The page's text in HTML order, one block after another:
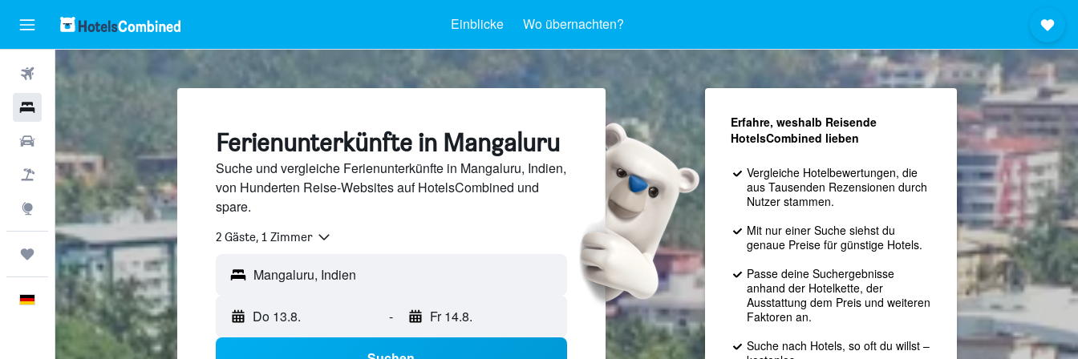
Einblicke Wo übernachten?
Flüge
Mietwagen
Pauschalreisen
Explore
Trips
Deutsch
Ferienunterkünfte in Mangaluru
Suche und vergleiche Ferienunterkünfte in Mangaluru, Indien,
von Hunderten Reise-Websites auf HotelsCombined und
spare.
2 Gäste, 1 Zimmer
Do 13.8. - Fr 14.8.
Erfahre, weshalb Reisende
HotelsCombined lieben
Vergleiche Hotelbewertungen, die
aus Tausenden Rezensionen durch
Nutzer stammen.
Mit nur einer Suche siehst du
genaue Preise für günstige Hotels.
Passe deine Suchergebnisse
anhand der Hotelkette, der
Ausstattung dem Preis und weiteren
Faktoren an.
Suche nach Hotels, so oft du willst –